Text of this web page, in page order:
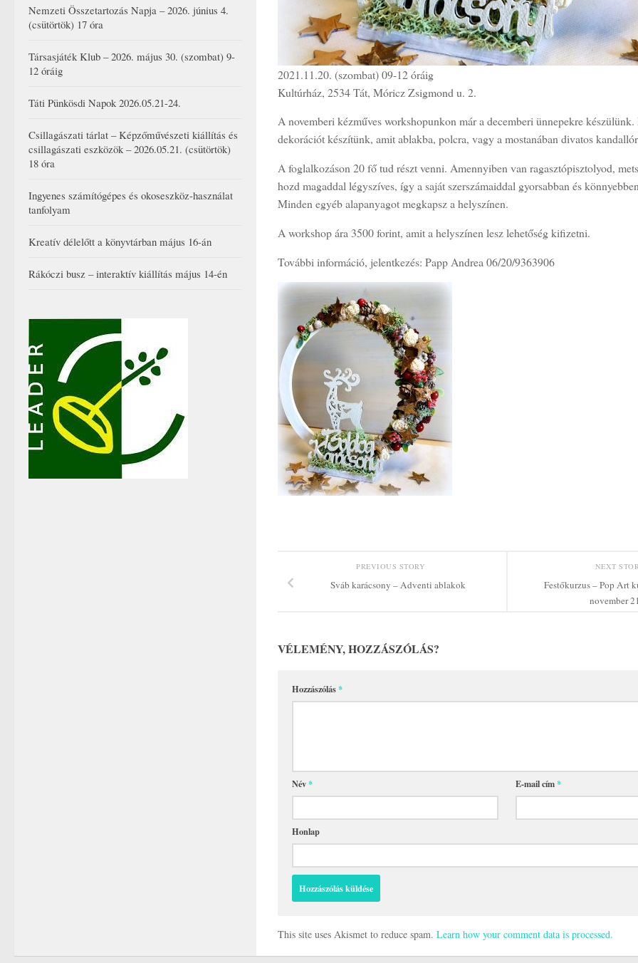
2021.11.20. (szombat) 09-12 óráig
Kultúrház, 2534 Tát, Móricz Zsigmond u. 2.
A novemberi kézműves workshopunkon már a decemberi ünnepekre
dekorációt készítünk, amit ablakba, polcra, vagy a mostanában divatos
A foglalkozáson 20 fő tud részt venni. Amennyiben van ragasztópisztolyod,
hozd magaddal légyszíves, így a saját szerszámaiddal gyorsabban és
Minden egyéb alapanyagot megkapsz a helyszínen.
A workshop ára 3500 forint, amit a helyszínen lesz lehetőség kifizetni.
További információ, jelentkezés: Papp Andrea 06/20/9363906
NEXT
Festőkurzus – Pop Art
november
PREVIOUS STORY
Sváb karácsony – Adventi ablakok
VÉLEMÉNY, HOZZÁSZÓLÁS?
Hozzászólás*
Név* E-mail cím*
Honlap
This site uses Akismet to reduce spam. Learn how your comment data is processed.
Nemzeti Összetartozás Napja – 2026. június 4.
(csütörtök) 17 óra
Társasjáték Klub – 2026. május 30. (szombat) 9-
12 óráig
Táti Pünkösdi Napok 2026.05.21-24.
Csillagászati tárlat – Képzőművészeti kiállítás és
csillagászati eszközök – 2026.05.21. (csütörtök)
18 óra
Ingyenes számítógépes és okoseszköz-használat
tanfolyam
Kreatív délelőtt a könyvtárban május 16-án
Rákóczi busz – interaktív kiállítás május 14-én